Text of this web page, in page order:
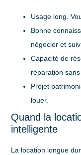
Usage long .
Bonne
négocier et
Capacité de
réparation
Projet
louer.
Quand la
intelligente
La location longue